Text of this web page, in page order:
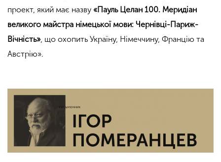
проект, який має назву «Пауль Целан 100. Меридіан
великого майстра німецької мови: Чернівці-Париж-
Вічність», що охопить Україну, Німеччину, Францію та
Австрію».